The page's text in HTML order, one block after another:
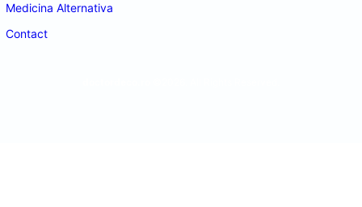
Medicina Alternativa
Contact